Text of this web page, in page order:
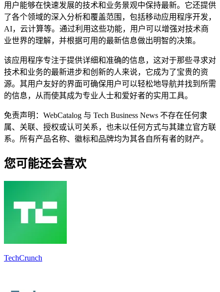
用户能够在快速发展的技术和业务景观中保持最新。它还提供
了各个领域的深入分析和覆盖范围，包括移动应用程序开发，
AI，云计算等。通过利用这些功能，用户可以增强对技术商
业世界的理解，并根据可用的最新信息做出明智的决策。
该应用程序专注于提供详细和准确的信息，这对于那些寻求对
技术和业务的最新进步和创新的人来说，它成为了宝贵的资
源。其用户友好的界面可确保用户可以轻松地导航并找到所需
的信息，从而使其成为专业人士和爱好者的实用工具。
免责声明：WebCatalog 与 Tech Business News 不存在任何隶
属、关联、授权或认可关系，也未以任何方式与其建立官方联
系。所有产品名称、徽标和品牌均为其各自所有者的财产。
您可能还会喜欢
TechCrunch